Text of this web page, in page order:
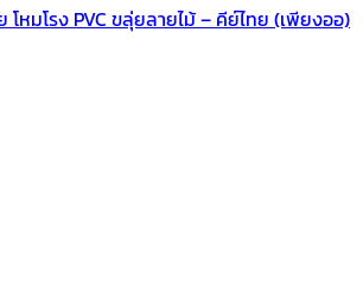
หมโรง PVC ขลุ่ยลายไม้ – คีย์ไทย (เพียงออ)